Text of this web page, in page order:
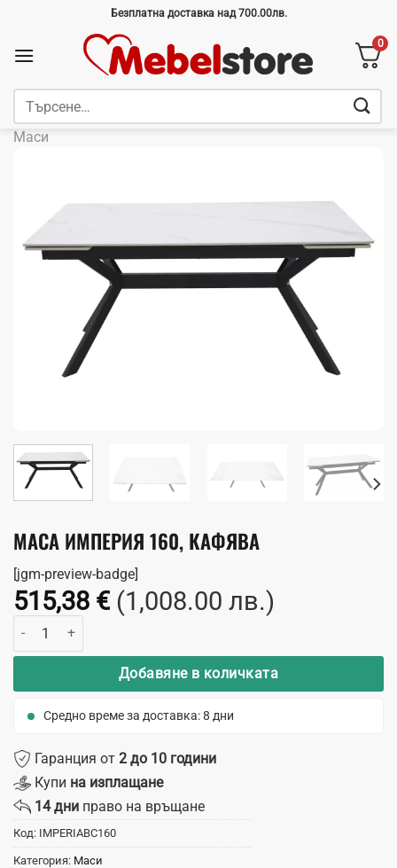
content
Безплатна доставка над 700.00лв.
0
Търсене
Маси
МАСА ИМПЕРИЯ 160, КАФЯВА
[jgm-preview-badge]
515,38 € (1,008.00 лв.)
количество за Маса Империя 160, кафява
Добавяне в количката
Средно време за доставка: 8 дни
Гаранция от 2 до 10 години
Купи на изплащане
14 дни право на връщане
Код: IMPERIABC160
Категория: Маси